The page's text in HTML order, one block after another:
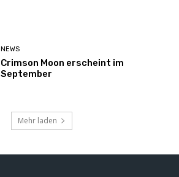
NEWS
Crimson Moon erscheint im
September
Mehr laden